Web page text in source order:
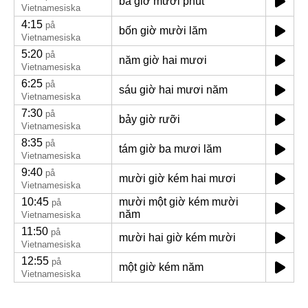
Vietnamesiska
4:15 på
Vietnamesiska
bốn giờ mười lăm
5:20 på
Vietnamesiska
năm giờ hai mươi
6:25 på
Vietnamesiska
sáu giờ hai mươi năm
7:30 på
Vietnamesiska
bảy giờ rưỡi
8:35 på
Vietnamesiska
tám giờ ba mươi lăm
9:40 på
Vietnamesiska
mười giờ kém hai mươi
10:45 på
Vietnamesiska
mười một giờ kém mười
năm
11:50 på
Vietnamesiska
mười hai giờ kém mười
12:55 på
Vietnamesiska
một giờ kém năm